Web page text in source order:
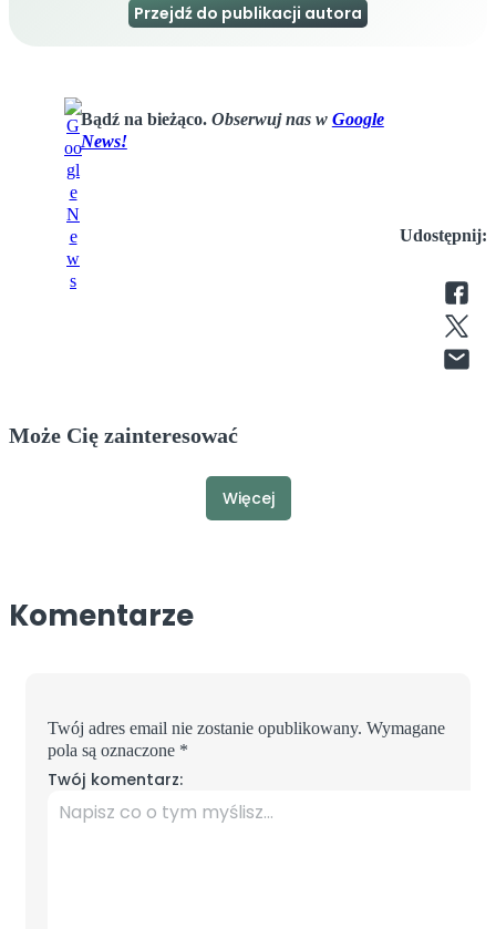
Przejdź do publikacji autora
Bądź na bieżąco. Obserwuj nas w Google
News!
Udostępnij:
Może Cię zainteresować
Więcej
Komentarze
Twój adres email nie zostanie opublikowany. Wymagane
pola są oznaczone *
Twój komentarz: